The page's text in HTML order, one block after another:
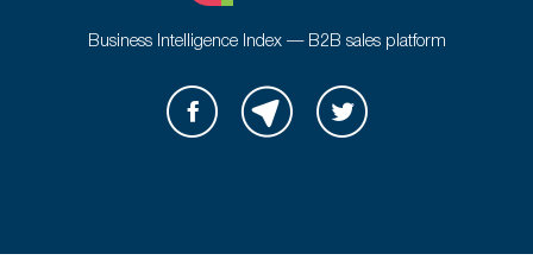
Business Intelligence Index — B2B sales platform